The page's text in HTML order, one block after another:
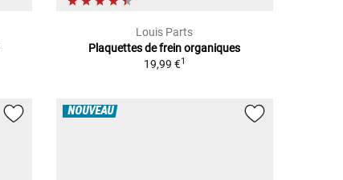
Louis Parts
Plaquettes de frein organiques
19,99 €1
NOUVEAU